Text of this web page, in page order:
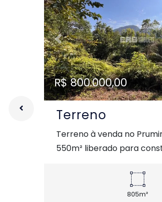
Previous
R$ 800.000,00
Terreno
Terreno à venda no
550m² liberado para
805m²